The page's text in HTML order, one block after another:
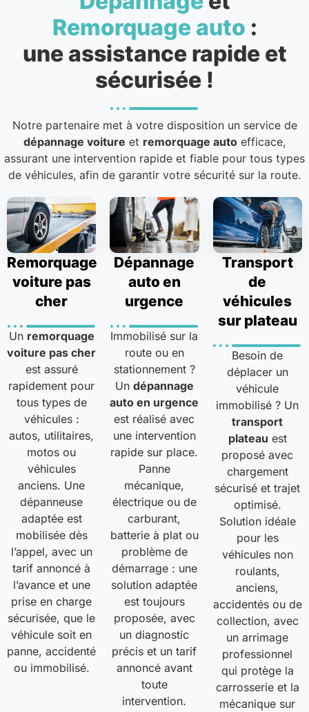
Remorquage auto :
une assistance rapide et
sécurisée !
Notre partenaire met à votre disposition un service de
dépannage voiture et remorquage auto efficace,
assurant une intervention rapide et fiable pour tous types
de véhicules, afin de garantir votre sécurité sur la route.
Remorquage
voiture pas
cher
Un remorquage
voiture pas cher
est assuré
rapidement pour
tous types de
véhicules :
autos, utilitaires,
motos ou
véhicules
anciens. Une
dépanneuse
adaptée est
mobilisée dès
l’appel, avec un
tarif annoncé à
l’avance et une
prise en charge
sécurisée, que le
véhicule soit en
panne, accidenté
ou immobilisé.
Dépannage
auto en
urgence
Immobilisé sur la
route ou en
stationnement ?
Un dépannage
auto en urgence
est réalisé avec
une intervention
rapide sur place.
Panne
mécanique,
électrique ou de
carburant,
batterie à plat ou
problème de
démarrage : une
solution adaptée
est toujours
proposée, avec
un diagnostic
précis et un tarif
annoncé avant
toute
intervention.
Transport
de
véhicules
sur plateau
Besoin de
déplacer un
véhicule
immobilisé ? Un
transport
plateau est
proposé avec
chargement
sécurisé et trajet
optimisé.
Solution idéale
pour les
véhicules non
roulants,
anciens,
accidentés ou de
collection, avec
un arrimage
professionnel
qui protège la
carrosserie et la
mécanique sur